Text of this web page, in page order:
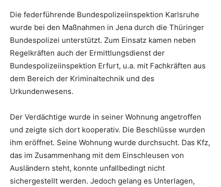
Die federführende Bundespolizeiinspektion Karlsruhe
wurde bei den Maßnahmen in Jena durch die Thüringer
Bundespolizei unterstützt. Zum Einsatz kamen neben
Regelkräften auch der Ermittlungsdienst der
Bundespolizeiinspektion Erfurt, u.a. mit Fachkräften aus
dem Bereich der Kriminaltechnik und des
Urkundenwesens.
Der Verdächtige wurde in seiner Wohnung angetroffen
und zeigte sich dort kooperativ. Die Beschlüsse wurden
ihm eröffnet. Seine Wohnung wurde durchsucht. Das Kfz,
das im Zusammenhang mit dem Einschleusen von
Ausländern steht, konnte unfallbedingt nicht
sichergestellt werden. Jedoch gelang es Unterlagen,